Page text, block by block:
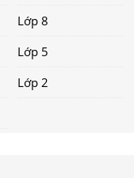
Lớp 8
Lớp 5
Lớp 2